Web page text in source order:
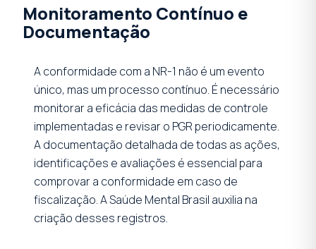
Monitoramento Contínuo e
Documentação
A conformidade com a NR-1 não é um evento
único, mas um processo contínuo. É necessário
monitorar a eficácia das medidas de controle
implementadas e revisar o PGR periodicamente.
A documentação detalhada de todas as ações,
identificações e avaliações é essencial para
comprovar a conformidade em caso de
fiscalização. A Saúde Mental Brasil auxilia na
criação desses registros.